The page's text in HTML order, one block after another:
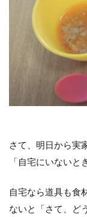
さて、明日から実
「自宅にいないと
自宅なら道具も食
ないと「さて、ど